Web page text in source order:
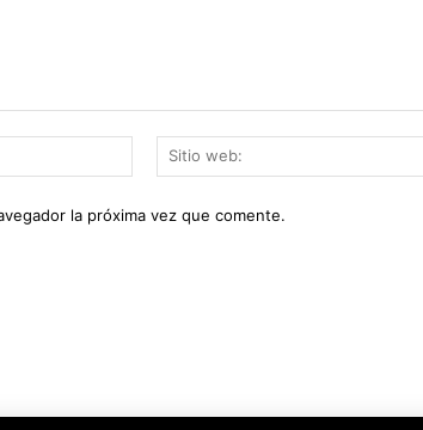
Correo
electrónico:*
la próxima vez que comente.